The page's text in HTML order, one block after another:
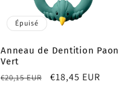
Épuisé
Anneau de Dentition Paon
Vert
Prix
€20,15 EUR
Prix
€18,45 EUR